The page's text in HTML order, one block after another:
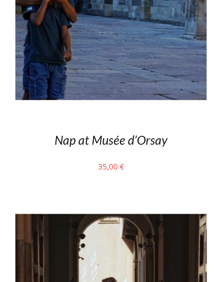
Nap at Musée d’Orsay
35,00 €